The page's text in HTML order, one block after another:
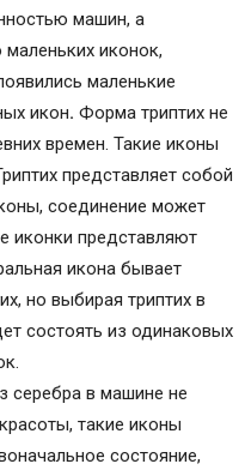
машин, а
иконок,
маленькие
икон. Форма триптих не
времен. Такие иконы
представляет собой
соединение может
иконки представляют
икона бывает
но выбирая триптих в
состоять из одинаковых
серебра в машине не
такие иконы
состояние,